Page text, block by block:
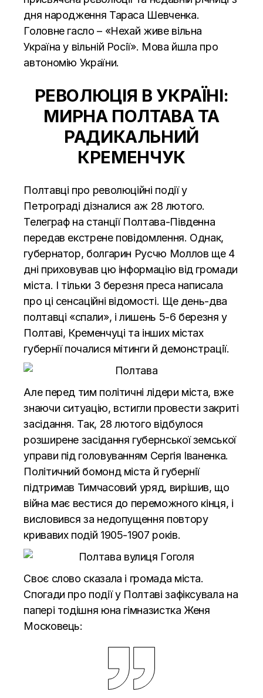
дня народження Тараса Шевченка.
Головне гасло – «Нехай живе вільна
Україна у вільній Росії». Мова йшла про
автономію України.
РЕВОЛЮЦІЯ В УКРАЇНІ:
МИРНА ПОЛТАВА ТА
РАДИКАЛЬНИЙ
КРЕМЕНЧУК
Полтавці про революційні події у
Петрограді дізналися аж 28 лютого.
Телеграф на станції Полтава-Південна
передав екстрене повідомлення. Однак,
губернатор, болгарин Русчю Моллов ще 4
дні приховував цю інформацію від громади
міста. І тільки 3 березня преса написала
про ці сенсаційні відомості. Ще день-два
полтавці «спали», і лишень 5-6 березня у
Полтаві, Кременчуці та інших містах
губернії почалися мітинги й демонстрації.
Але перед тим політичні лідери міста, вже
знаючи ситуацію, встигли провести закриті
засідання. Так, 28 лютого відбулося
розширене засідання губернської земської
управи під головуванням Сергія Іваненка.
Політичний бомонд міста й губернії
підтримав Тимчасовий уряд, вирішив, що
війна має вестися до переможного кінця, і
висловився за недопущення повтору
кривавих подій 1905-1907 років.
Своє слово сказала і громада міста.
Спогади про події у Полтаві зафіксувала на
папері тодішня юна гімназистка Женя
Московець: